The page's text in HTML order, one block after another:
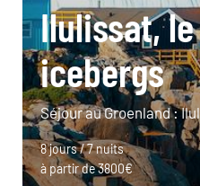
Ilulissat,
icebergs
Séjour au Groenland :
8 jours / 7 nuits
à partir de 3800€